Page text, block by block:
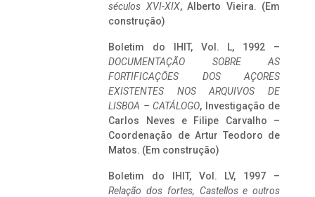
séculos XVI-XIX, Alberto Vieira. (Em
construção)
Boletim do IHIT, Vol. L, 1992 –
DOCUMENTAÇÃO SOBRE AS
FORTIFICAÇÕES DOS AÇORES
EXISTENTES NOS ARQUIVOS DE
LISBOA – CATÁLOGO, Investigação de
Carlos Neves e Filipe Carvalho –
Coordenação de Artur Teodoro de
Matos. (Em construção)
Boletim do IHIT, Vol. LV, 1997 –
Relação dos fortes, Castellos e outros